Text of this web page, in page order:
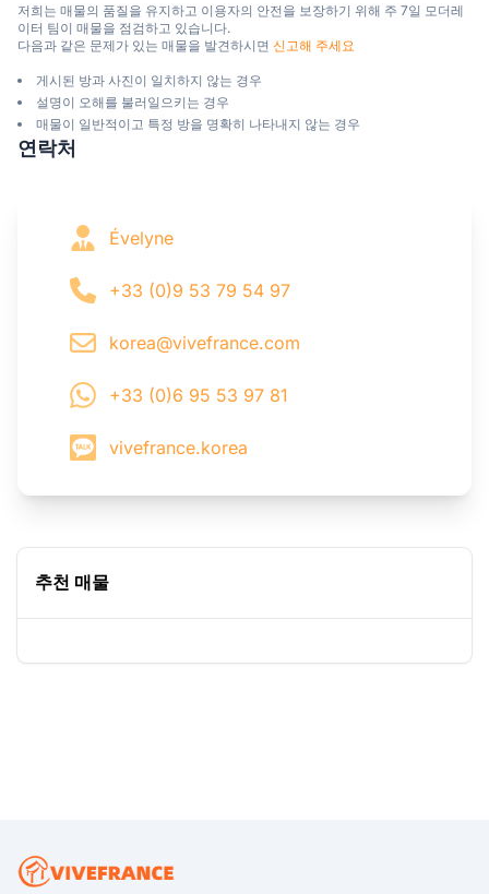
저희는 매물의 품질을 유지하고 이용자의 안전을 보장하기 위해 주 7일 모더레
이터 팀이 매물을 점검하고 있습니다.
다음과 같은 문제가 있는 매물을 발견하시면 신고해 주세요
게시된 방과 사진이 일치하지 않는 경우
설명이 오해를 불러일으키는 경우
매물이 일반적이고 특정 방을 명확히 나타내지 않는 경우
연락처
Évelyne
+33 (0)9 53 79 54 97
korea@vivefrance.com
+33 (0)6 95 53 97 81
vivefrance.korea
추천 매물